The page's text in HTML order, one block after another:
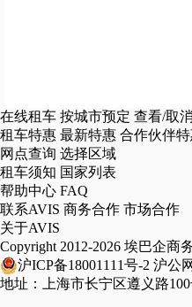
在线租车 按城市预定 查看/取消
租车特惠 最新特惠 合作伙伴
网点查询 选择区域
租车须知 国家列表
帮助中心 FAQ
联系AVIS 商务合作 市场合作
关于AVIS
Copyright 2012-2026 埃巴企
沪ICP备18001111号-2 沪公
地址：上海市长宁区遵义路100